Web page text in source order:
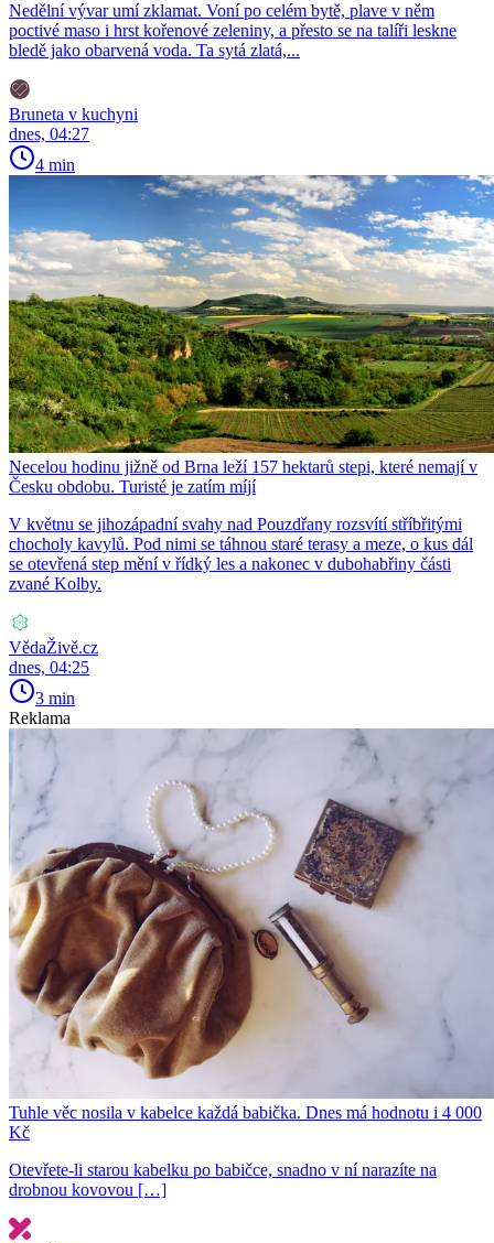
Nedělní vývar umí zklamat. Voní po celém bytě, plave v něm
poctivé maso i hrst kořenové zeleniny, a přesto se na talíři leskne
bledě jako obarvená voda. Ta sytá zlatá,...
Bruneta v kuchyni
dnes, 04:27
4 min
Necelou hodinu jižně od Brna leží 157 hektarů stepi, které nemají v
Česku obdobu. Turisté je zatím míjí
V květnu se jihozápadní svahy nad Pouzdřany rozsvítí stříbřitými
chocholy kavylů. Pod nimi se táhnou staré terasy a meze, o kus dál
se otevřená step mění v řídký les a nakonec v dubohabřiny části
zvané Kolby.
VědaŽivě.cz
dnes, 04:25
3 min
Reklama
Tuhle věc nosila v kabelce každá babička. Dnes má hodnotu i 4 000
Kč
Otevřete-li starou kabelku po babičce, snadno v ní narazíte na
drobnou kovovou […]